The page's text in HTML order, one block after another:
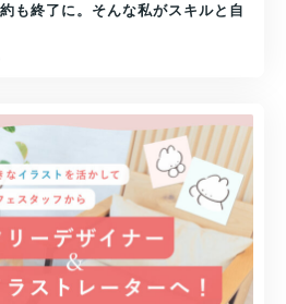
も終了に。そんな私がスキルと自